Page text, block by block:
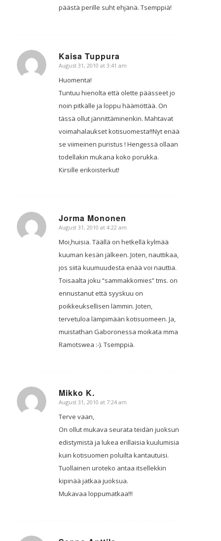
päästä perille suht ehjänä. Tsemppiä!
Kaisa Tuppura
says:
August 31, 2010 at 3:41 am
Huomenta!
Tuntuu hienolta että olette päässeet jo
noin pitkälle ja loppu häämöttää. On
tässä ollut jännittäminenkin. Mahtavat
voimahalaukset kotisuomesta!!Nyt enää
se viimeinen puristus ! Hengessä ollaan
todellakin mukana koko porukka.
Kirsille erikoisterkut!
Jorma Mononen
says:
August 31, 2010 at 4:22 am
Moi,huisia. Täällä on hetkellä kylmää
kuuman kesän jälkeen. Joten, nauttikaa,
jos siitä kuumuudesta enää voi nauttia.
Toisaalta joku “sammakkomies” tms. on
ennustanut että syyskuu on
poikkeuksellisen lämmin. Joten,
tervetuloa lämpimään kotisuomeen. Ja,
muistathan Gaboronessa moikata mma
Ramotswea :-). Tsemppiä.
Mikko K.
says:
August 31, 2010 at 7:24 am
Terve vaan,
On ollut mukava seurata teidän juoksun
edistymistä ja lukea erillaisia kuulumisia
kuin kotisuomen poluilta kantautuisi.
Tuollainen uroteko antaa itsellekkin
kipinää jatkaa juoksua.
Mukavaa loppumatkaa!!!